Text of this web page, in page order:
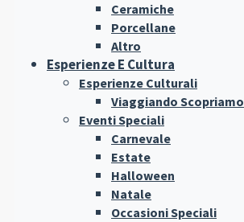
Ceramiche
Porcellane
Altro
Esperienze E Cultura
Esperienze Culturali
Viaggiando Scopriamo
Eventi Speciali
Carnevale
Estate
Halloween
Natale
Occasioni Speciali